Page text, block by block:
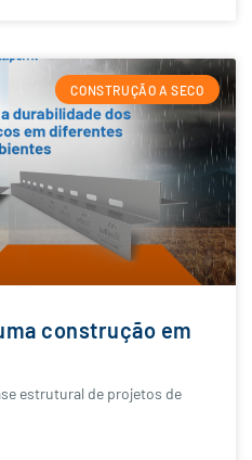
CONSTRUÇÃO A SECO
construção em
estrutural de projetos de